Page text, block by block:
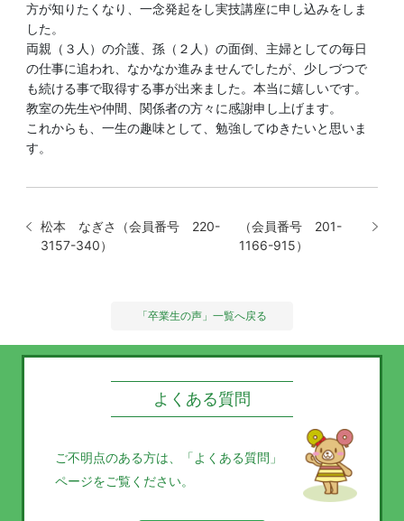
方が知りたくなり、一念発起をし実技講座に申し込みをしま
した。
両親（３人）の介護、孫（２人）の面倒、主婦としての毎日
の仕事に追われ、なかなか進みませんでしたが、少しづつで
も続ける事で取得する事が出来ました。本当に嬉しいです。
教室の先生や仲間、関係者の方々に感謝申し上げます。
これからも、一生の趣味として、勉強してゆきたいと思いま
す。
松本 なぎさ（会員番号 220-
3157-340）
（会員番号 201-
1166-915）
「卒業生の声」一覧へ戻る
よくある質問
ご不明点のある方は、
「よくある質問」
ページをご覧ください。